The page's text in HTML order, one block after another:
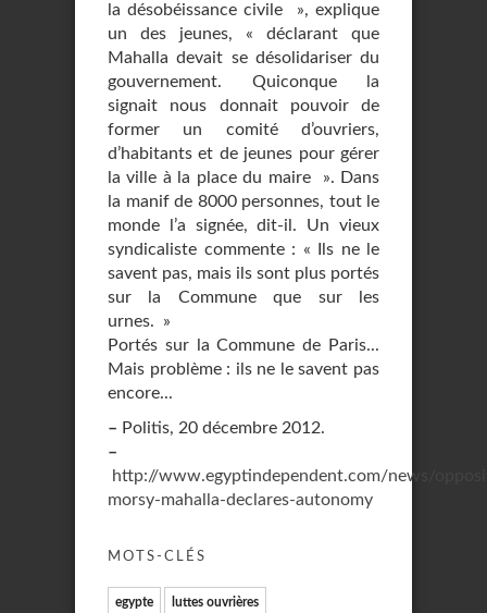
la désobéissance civile », explique
un des jeunes, « déclarant que
Mahalla devait se désolidariser du
gouvernement. Quiconque la
signait nous donnait pouvoir de
former un comité d’ouvriers,
d’habitants et de jeunes pour gérer
la ville à la place du maire ». Dans
la manif de 8000 personnes, tout le
monde l’a signée, dit-il. Un vieux
syndicaliste commente : « Ils ne le
savent pas, mais ils sont plus portés
sur la Commune que sur les
urnes. »
Portés sur la Commune de Paris...
Mais problème : ils ne le savent pas
encore...
– Politis, 20 décembre 2012.
–
http://www.egyptindependent.com/news/
morsy-mahalla-declares-autonomy
MOTS-CLÉS
egypte luttes ouvrières